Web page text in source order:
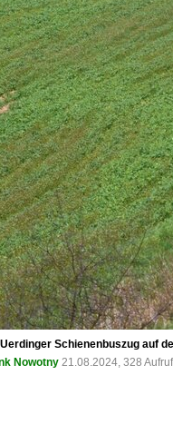
Uerdinger Schienenbuszug auf
Nowotny 21.08.2024, 328